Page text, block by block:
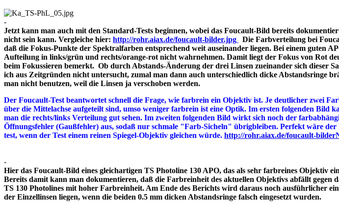
-
Jetzt kann man auch mit den Standard-Tests beginnen, wobei das Foucault-Bild bereits
nicht sein kann. Vergleiche hier: http://rohr.aiax.de/foucault-bilder.jpg
Die Farbverteilung bei
daß die Fokus-Punkte der Spektralfarben entsprechend weit auseinander liegen. Bei einem guten
Aufteilung in links/grün und rechts/orange-rot nicht wahrnehmen. Damit liegt der Fokus von Rot
beim Fokussieren bemerkt. Ob durch Abstands-Änderung der drei Linsen zueinander sich dieser
ich aus Zeitgründen nicht untersucht, zumal man dann auch unterschiedlich dicke Abstandsringe
man nicht benutzen, weil die Linsen ja verschoben werden.
Der Foucault-Test beantwortet schnell die Frage, wie farbrein ein Objektiv ist. Je deutlicher zwei
über die Mittelachse aufgeteilt sind, umso weniger farbrein ist eine Optik. Im ersten folgenden Bild
man die rechts/links Verteilung gut sehen. Im zweiten folgenden Bild wirkt sich noch der
Öffnungsfehler (Gaußfehler) aus, sodaß nur schmale "Farb-Sicheln" übrigbleiben. Perfekt wäre der
test, wenn der Test einem reinen Spiegel-Objektiv gleichen würde. http://rohr.aiax.de/foucault-
-
Hier das Foucault-Bild eines gleichartigen TS Photoline 130 APO, das als sehr farbreines Objektiv
Bereits damit kann man dokumentieren, daß die Farbreinheit des aktuellen Objektivs abfällt gegen
TS 130 Photolines mit hoher Farbreinheit. Am Ende des Berichts wird daraus noch ausführlicher
der Einzellinsen liegen, wenn die beiden 0.5 mm dicken Abstandsringe falsch eingesetzt